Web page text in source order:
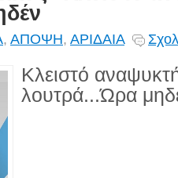
, ΑΠΟΨΗ, ΑΡΙΔΑΙΑ
Κλειστό
λουτρά...Ώρα